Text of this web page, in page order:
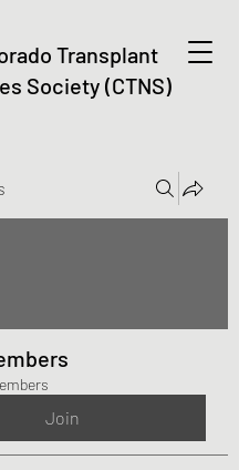
Transplant
Society (CTNS)
Join